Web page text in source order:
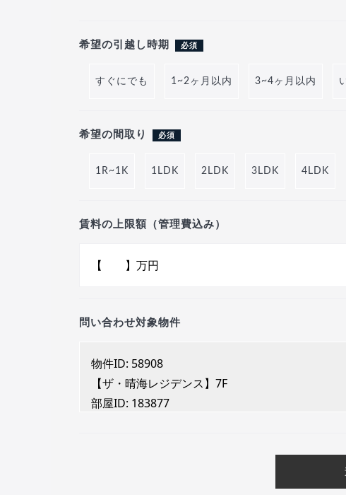
希望の引越し時期 必須
すぐにでも 1~2ヶ月以内 3~4ヶ月以内
希望の間取り 必須
1R~1K 1LDK 2LDK 3LDK 4LDK
賃料の上限額（管理費込み）
問い合わせ対象物件